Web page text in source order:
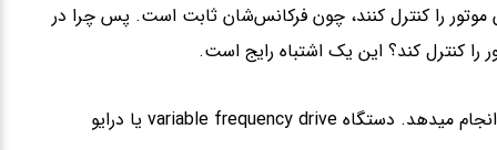
موتور را کنترل کنند، چون فرکانس‌شان ثابت است. پس چرا در
را کنترل کند؟ این یک اشتباه رایج است.
در واقع در آسانسورها و کنترل الکتروموتورها درایوی به نام VDF کار را انجام می­دهد. دستگاه variable frequency drive یا درایو